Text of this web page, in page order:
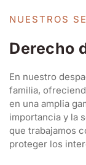
familia,
en una amplia
importancia y la
que trabajamos
proteger los